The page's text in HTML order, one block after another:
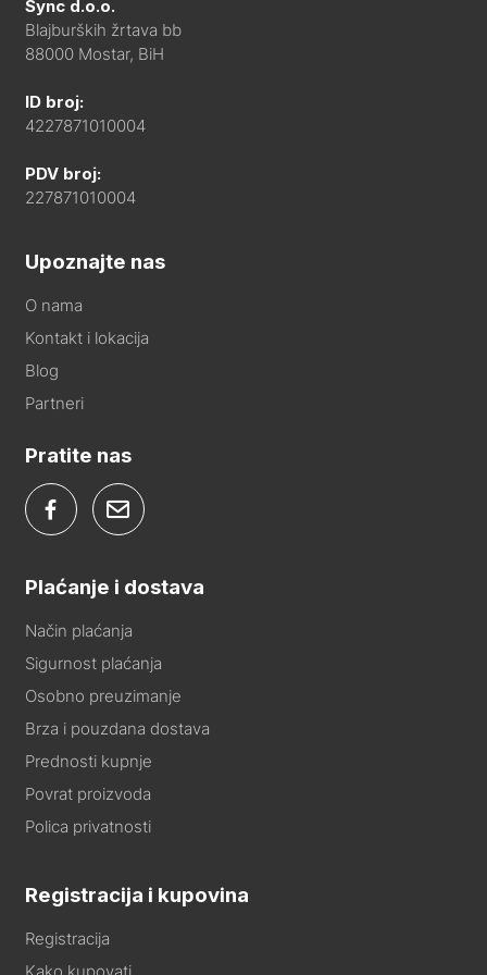
Sync d.o.o.
Blajburških žrtava bb
88000 Mostar, BiH
ID broj:
4227871010004
PDV broj:
227871010004
Upoznajte nas
O nama
Kontakt i lokacija
Blog
Partneri
Pratite nas
Plaćanje i dostava
Način plaćanja
Sigurnost plaćanja
Osobno preuzimanje
Brza i pouzdana dostava
Prednosti kupnje
Povrat proizvoda
Polica privatnosti
Registracija i kupovina
Registracija